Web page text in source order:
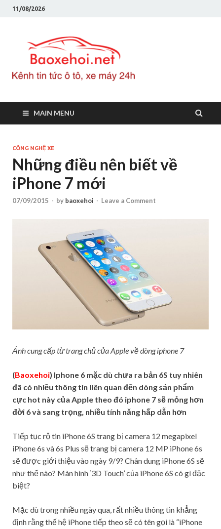
11/08/2026
MAIN MENU
CÔNG NGHỆ XE
Những điều nên biết về
iPhone 7 mới
07/09/2015 - by baoxehoi - Leave a Comment
Ảnh cung cấp từ trang chủ của Apple về dòng iphone 7
(Baoxehoi) Iphone 6 mặc dù chưa ra bản 6S tuy nhiên
đã có nhiều thông tin liên quan đến dòng sản phẩm
cực hot này của Apple theo đó iphone 7 sẽ mỏng hơn
đời 6 và sang trọng, nhiều tính năng hấp dẫn hơn
Tiếp tục rộ tin iPhone 6S trang bị camera 12 megapixel
iPhone 6s và 6s Plus sẽ trang bị camera 12 MP iPhone 6s
sẽ được giới thiệu vào ngày 9/9? Chân dung iPhone 6S sẽ
như thế nào? Màn hình ‘3D Touch’ của iPhone 6S có gì đặc
biệt?
Mặc dù trong nhiều ngày qua, rất nhiều thông tin khẳng
định rằng thế hệ iPhone tiếp theo sẽ có tên gọi là “iPhone